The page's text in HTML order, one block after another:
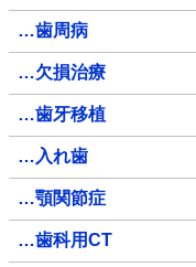
…歯周病
…欠損治療
…歯牙移植
…入れ歯
…顎関節症
…歯科用CT